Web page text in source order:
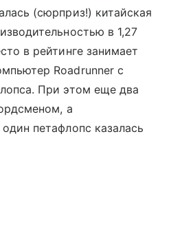
(сюрприз!) китайская
в 1,27
в рейтинге занимает
Roadrunner с
При этом еще два
а
петафлопс казалась